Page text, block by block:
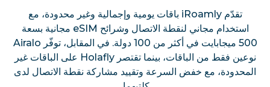
تقدّم iRoamly باقات يومية وإجمالية وغير محدودة، مع
استخدام مجاني لنقطة الاتصال وشرائح eSIM مجانية بسعة
500 ميجابايت في أكثر من 100 دولة. في المقابل، توفّر Airalo
نوعين فقط من الباقات، بينما تقتصر Holafly على الباقات غير
المحدودة، مع خفض السرعة وتقييد مشاركة نقطة الاتصال لدى